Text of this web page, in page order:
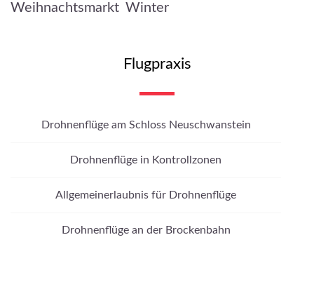
Weihnachtsmarkt Winter
Flugpraxis
Drohnenflüge am Schloss Neuschwanstein
Drohnenflüge in Kontrollzonen
Allgemeinerlaubnis für Drohnenflüge
Drohnenflüge an der Brockenbahn